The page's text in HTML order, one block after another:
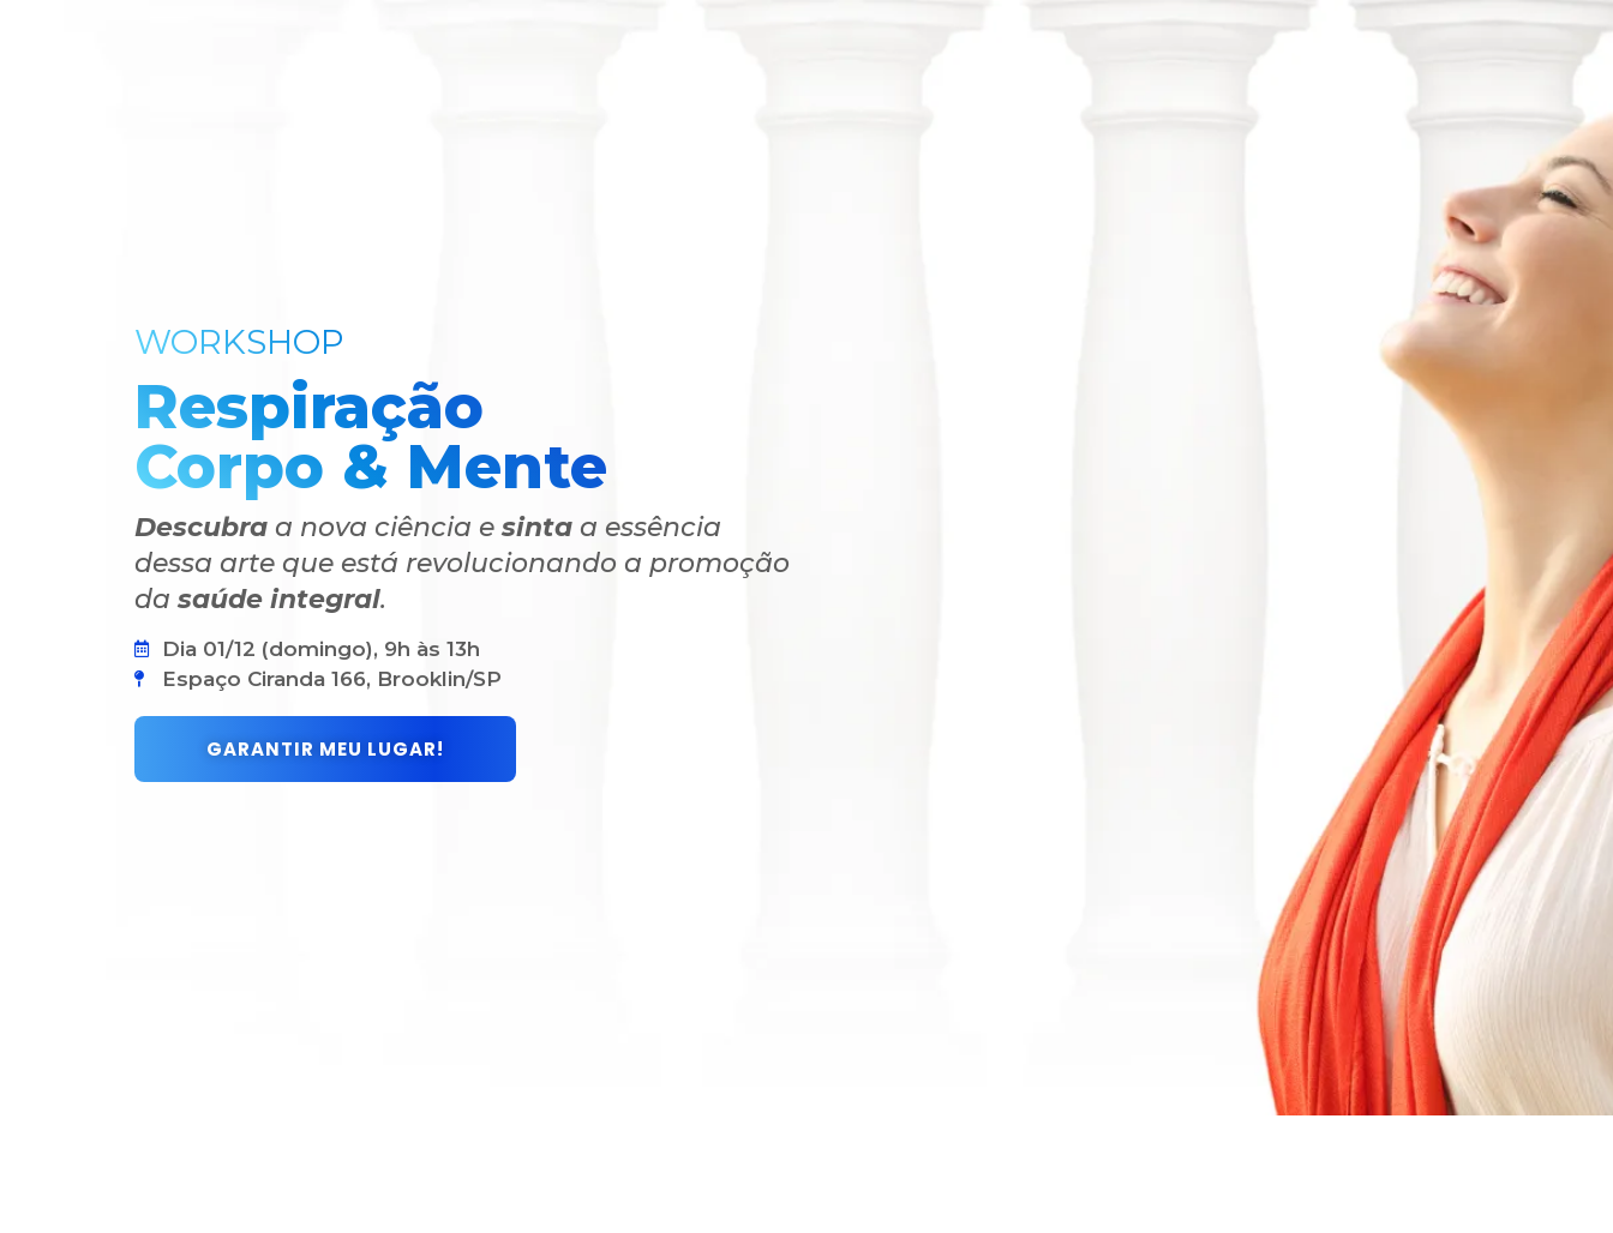
WORKSHOP
Respiração
Corpo & Mente
Descubra a nova ciência e sinta a essência
dessa arte que está revolucionando a promoção
da saúde integral.
Dia 01/12 (domingo), 9h às 13h
Espaço Ciranda 166, Brooklin/SP
GARANTIR MEU LUGAR!